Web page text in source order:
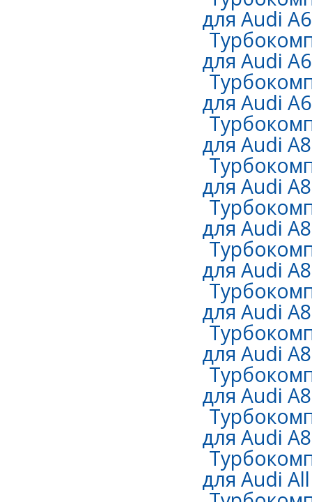
для Audi
для Audi
для Audi
для Audi
для Audi
для Audi
для Audi
для Audi
для Audi
для Audi
для Audi
для Audi